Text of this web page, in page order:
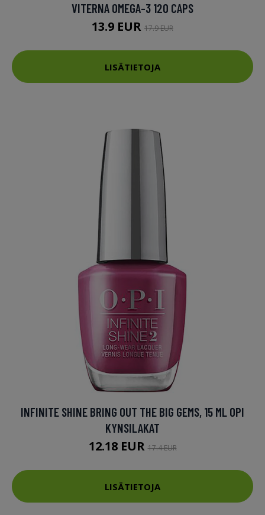
VITERNA OMEGA-3 120 CAPS
13.9 EUR 17.9 EUR
LISÄTIETOJA
INFINITE SHINE BRING OUT THE BIG GEMS, 15 ML OPI
KYNSILAKAT
12.18 EUR17.4 EUR
LISÄTIETOJA